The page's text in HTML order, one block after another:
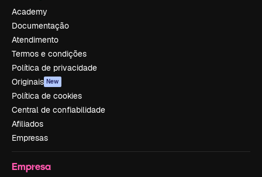
Academy
Documentação
Atendimento
Termos e condições
Política de privacidade
Originais New
Política de cookies
Central de confiabilidade
Afiliados
Empresas
Empresa